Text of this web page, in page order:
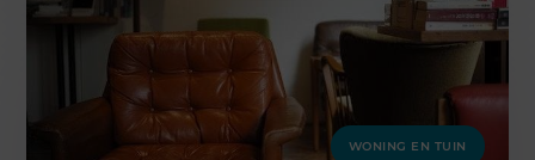
WONING EN TUIN